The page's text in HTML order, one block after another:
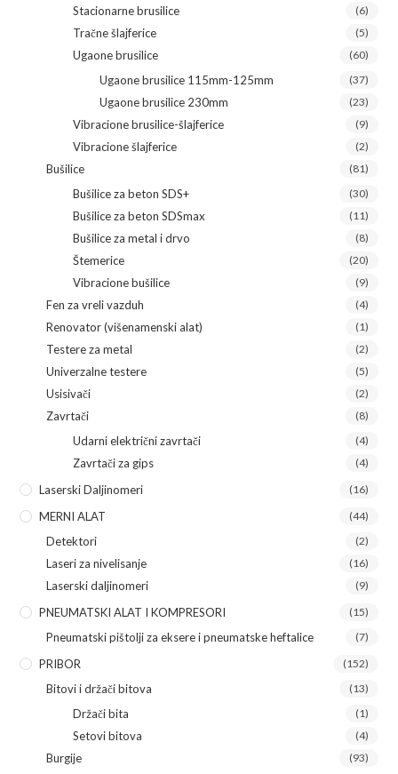
Stacionarne brusilice (6)
Tračne šlajferice (5)
Ugaone brusilice (60)
Ugaone brusilice 115mm-125mm (37)
Ugaone brusilice 230mm (23)
Vibracione brusilice-šlajferice (9)
Vibracione šlajferice (2)
Bušilice (81)
Bušilice za beton SDS+ (30)
Bušilice za beton SDSmax (11)
Bušilice za metal i drvo (8)
Štemerice (20)
Vibracione bušilice (9)
Fen za vreli vazduh (4)
Renovator (višenamenski alat) (1)
Testere za metal (2)
Univerzalne testere (5)
Usisivači (2)
Zavrtači (8)
Udarni električni zavrtači (4)
Zavrtači za gips (4)
Laserski Daljinomeri (16)
MERNI ALAT (44)
Detektori (2)
Laseri za nivelisanje (16)
Laserski daljinomeri (9)
PNEUMATSKI ALAT I KOMPRESORI (15)
Pneumatski pištolji za eksere i pneumatske heftalice (7)
PRIBOR (152)
Bitovi i držači bitova (13)
Držači bita (1)
Setovi bitova (4)
Burgije (93)